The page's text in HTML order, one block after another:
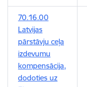
70.16.00
Latvijas
pārstāvju ceļa
izdevumu
kompensācija,
dodoties uz